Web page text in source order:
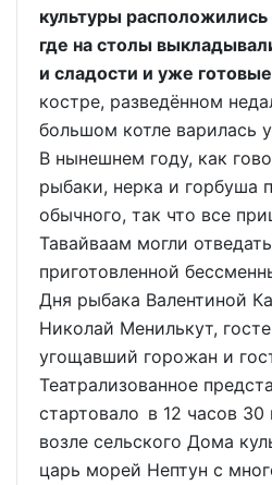
культуры
где на столы
и сладости и уже
костре, разведённом
большом котле варилась
В нынешнем году, как
рыбаки, нерка и горбуша
обычного, так что все
Тавайваам могли
приготовленной
Дня рыбака Валентиной
Николай Менилькут,
угощавший горожан и
Театрализованное
стартовало в 12 часов
возле сельского Дома
царь морей Нептун с